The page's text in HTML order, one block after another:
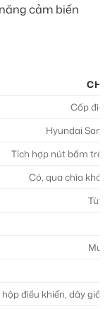
cảm biến
CHI
Cốp
Hyundai
Tích hợp nút bấm trên
Có, qua chìa
Tùy
điều khiển, dây